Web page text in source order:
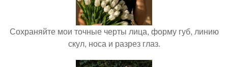
Сохраняйте мои точные черты лица, форму губ, линию
скул, носа и разрез глаз.